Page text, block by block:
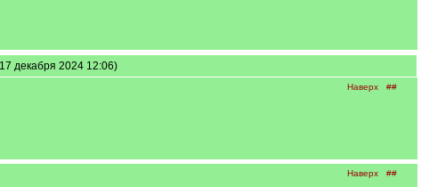
декабря 2024 12:06)
Наверх ##
Наверх ##